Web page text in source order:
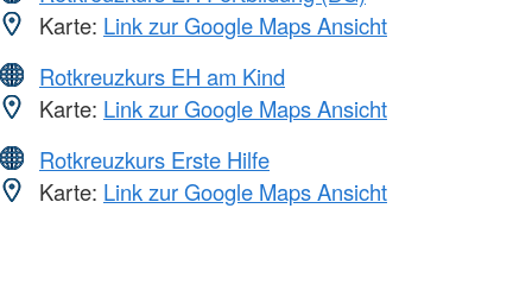
Karte: Link zur Google Maps Ansicht
Rotkreuzkurs EH am Kind
Karte: Link zur Google Maps Ansicht
Rotkreuzkurs Erste Hilfe
Karte: Link zur Google Maps Ansicht